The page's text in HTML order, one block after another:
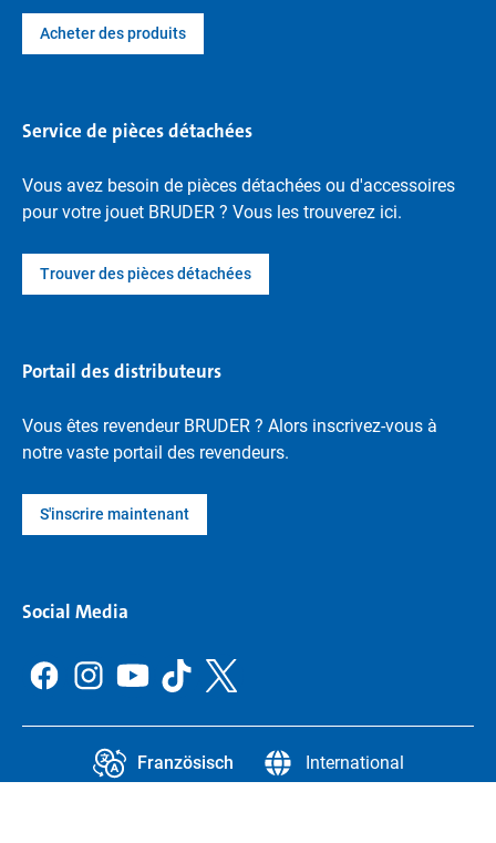
Acheter des produits
Service de pièces détachées
Vous avez besoin de pièces détachées ou d'accessoires
pour votre jouet BRUDER ? Vous les trouverez ici.
Trouver des pièces détachées
Portail des distributeurs
Vous êtes revendeur BRUDER ? Alors inscrivez-vous à
notre vaste portail des revendeurs.
S'inscrire maintenant
Social Media
Französisch International